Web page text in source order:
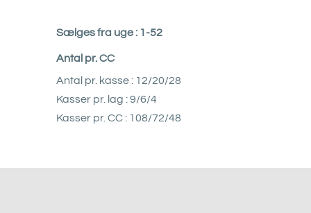
Sælges fra uge : 1-52
Antal pr. CC
Antal pr. kasse : 12/20/28
Kasser pr. lag : 9/6/4
Kasser pr. CC : 108/72/48